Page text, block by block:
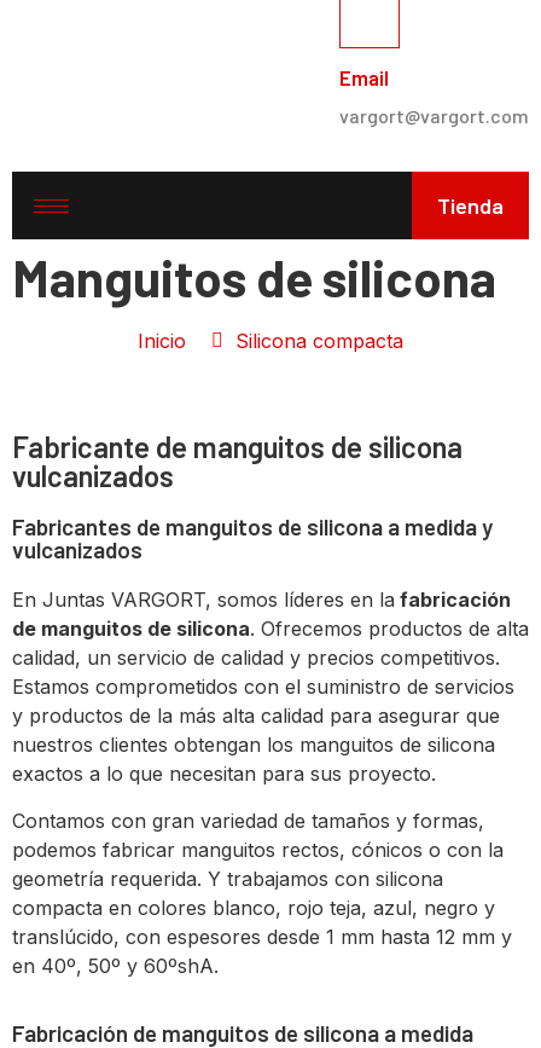
Email
vargort@vargort.com
Tienda
Manguitos de silicona
Inicio Silicona compacta
Fabricante de manguitos de silicona
vulcanizados
Fabricantes de manguitos de silicona a medida y
vulcanizados
En Juntas VARGORT, somos líderes en la fabricación
de manguitos de silicona. Ofrecemos productos de alta
calidad, un servicio de calidad y precios competitivos.
Estamos comprometidos con el suministro de servicios
y productos de la más alta calidad para asegurar que
nuestros clientes obtengan los manguitos de silicona
exactos a lo que necesitan para sus proyecto.
Contamos con gran variedad de tamaños y formas,
podemos fabricar manguitos rectos, cónicos o con la
geometría requerida. Y trabajamos con silicona
compacta en colores blanco, rojo teja, azul, negro y
translúcido, con espesores desde 1 mm hasta 12 mm y
en 40º, 50º y 60ºshA.
Fabricación de manguitos de silicona a medida